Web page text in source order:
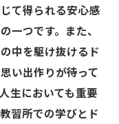
て得られる安心感
一つです。また、
中を駆け抜けるド
い出作りが待って
生においても重要
習所での学びとド